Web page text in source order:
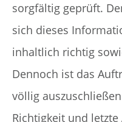
sorgfältig geprüft.
sich dieses
inhaltlich richtig
Dennoch ist das
völlig
Richtigkeit und